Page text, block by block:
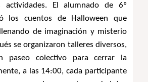
actividades. El alumnado de 6º
los cuentos de Halloween que
de imaginación y misterio
se organizaron talleres diversos,
paseo colectivo para cerrar la
a las 14:00, cada participante